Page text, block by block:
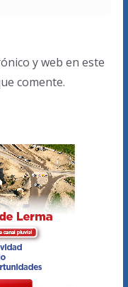
y web en este
comente.